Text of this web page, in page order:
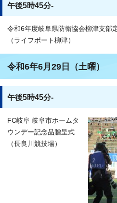
午後5時45分-
令和6年度岐阜県防衛協会柳津支部
（ライフポート柳津）
令和6年6月29日（土曜）
午後5時45分-
FC岐阜 岐阜市ホームタ
ウンデー記念品贈呈式
（長良川競技場）